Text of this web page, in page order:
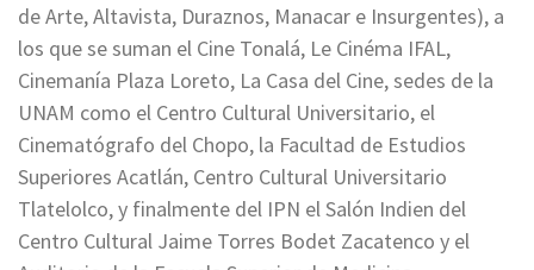
de Arte, Altavista, Duraznos, Manacar e Insurgentes), a
los que se suman el Cine Tonalá, Le Cinéma IFAL,
Cinemanía Plaza Loreto, La Casa del Cine, sedes de la
UNAM como el Centro Cultural Universitario, el
Cinematógrafo del Chopo, la Facultad de Estudios
Superiores Acatlán, Centro Cultural Universitario
Tlatelolco, y finalmente del IPN el Salón Indien del
Centro Cultural Jaime Torres Bodet Zacatenco y el